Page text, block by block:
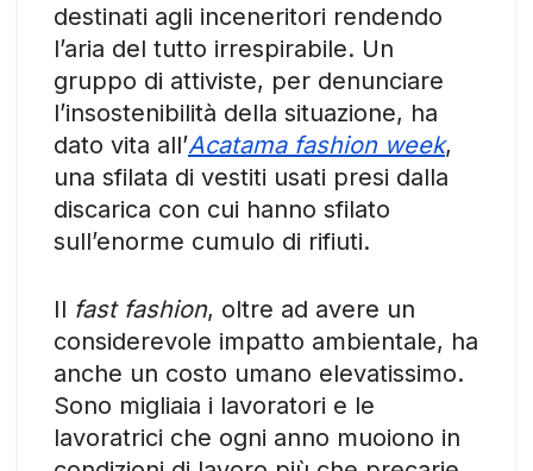
destinati agli inceneritori rendendo
l’aria del tutto irrespirabile. Un
gruppo di attiviste, per denunciare
l’insostenibilità della situazione, ha
dato vita all’Acatama fashion week,
una sfilata di vestiti usati presi dalla
discarica con cui hanno sfilato
sull’enorme cumulo di rifiuti.
Il fast fashion, oltre ad avere un
considerevole impatto ambientale, ha
anche un costo umano elevatissimo.
Sono migliaia i lavoratori e le
lavoratrici che ogni anno muoiono in